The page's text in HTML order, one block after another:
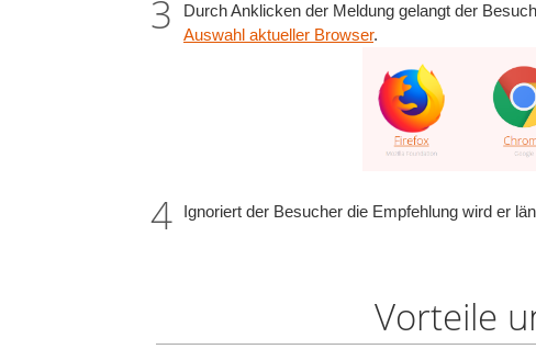
Durch Anklicken der Meldung gelangt der
Auswahl aktueller Browser.
Ignoriert der Besucher die Empfehlung wird er
Vorteile